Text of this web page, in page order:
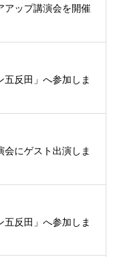
アップ講演会を開催
反田」へ参加しま
にゲスト出演しま
反田」へ参加しま